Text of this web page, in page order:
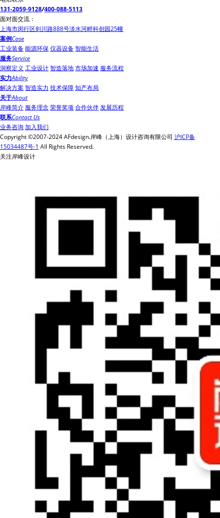
131-2059-9128/400-088-5113
面对面交流：
上海市闵行区剑川路888号淡水河畔科创园25幢
案例Case
工业装备能源环保仪器设备智能生活
服务Service
洞察定义 工业设计智造落地市场加速 服务流程
实力Ability
解决方案 智造实力 技术保障知产布局
关于About
岸峰简介 服务理念荣誉奖项合作伙伴发展历程
联系Contact Us
业务咨询 加入我们
Copyright ©2007-2024 AFdesign.岸峰（上海）设计咨询有限公司 沪ICP备
15034487号-1 All Rights Reserved.
关注岸峰设计